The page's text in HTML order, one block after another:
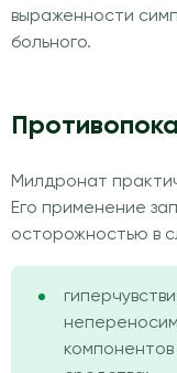
выраженности
больного.
Милдронат
Его применение
осторожностью в